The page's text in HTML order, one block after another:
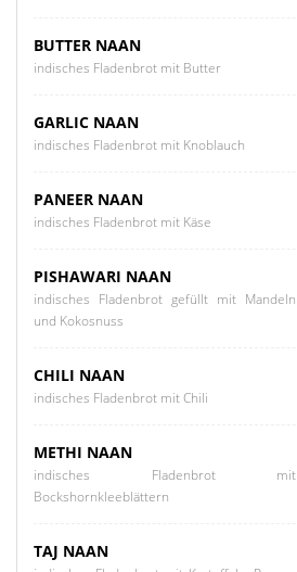
BUTTER NAAN
indisches Fladenbrot mit Butter
GARLIC NAAN
indisches Fladenbrot mit Knoblauch
PANEER NAAN
indisches Fladenbrot mit Käse
PISHAWARI NAAN
indisches Fladenbrot gefüllt mit Mandeln
und Kokosnuss
CHILI NAAN
indisches Fladenbrot mit Chili
METHI NAAN
indisches Fladenbrot mit
Bockshornkleeblättern
TAJ NAAN